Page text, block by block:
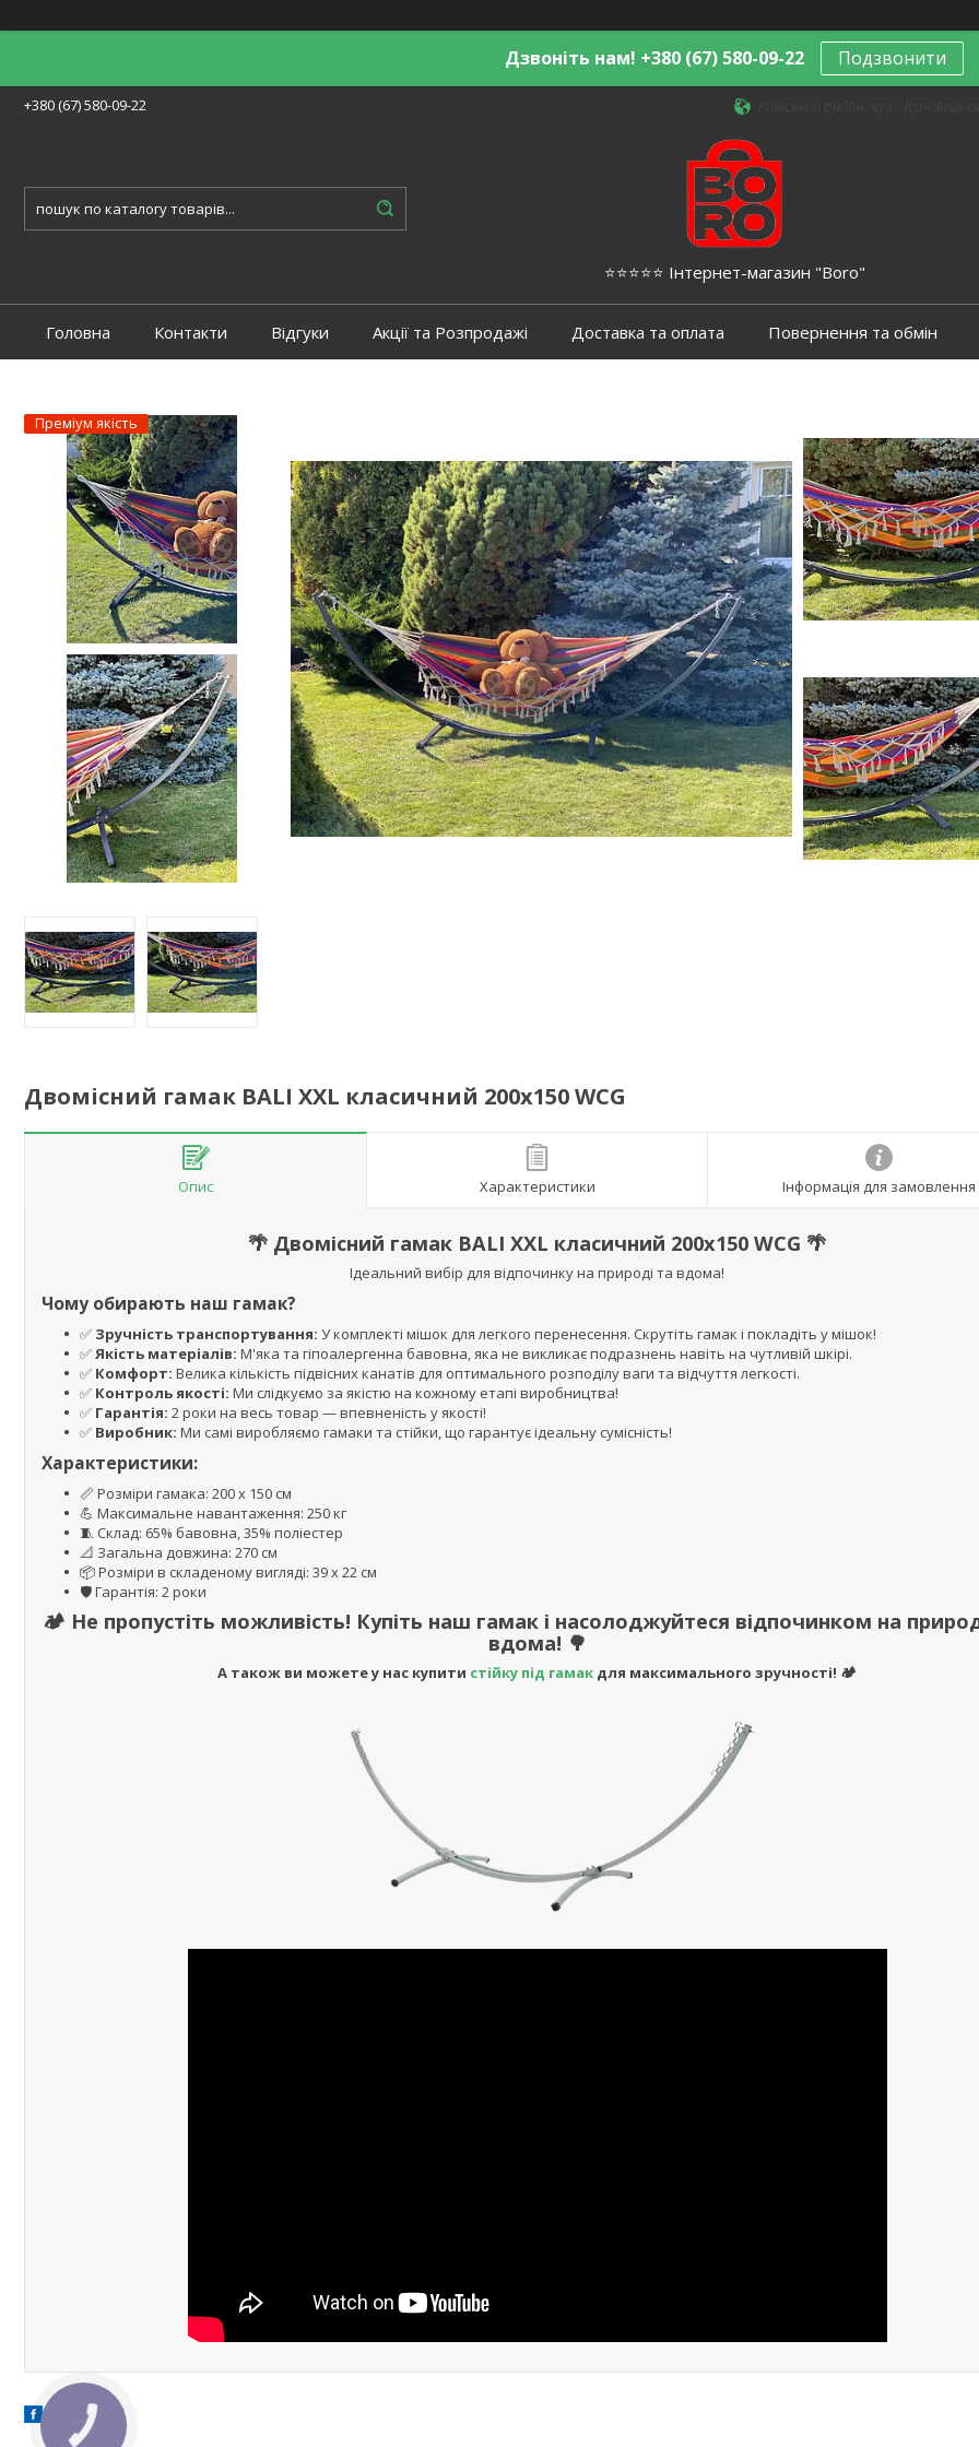
Дзвоніть нам! +380 (67) 580-09-22 Подзвонити
+380 (67) 580-09-22
⭐️⭐️⭐️⭐️⭐️ Інтернет-магазин "Boro"
Головна Контакти Відгуки Акції та Розпродажі Доставка та оплата Повернення та обмін
Преміум якість
Двомісний гамак BALI XXL класичний 200х150 WCG
Опис Характеристики Інформація для замовлення
🌴 Двомісний гамак BALI XXL класичний 200х150 WCG 🌴
Ідеальний вибір для відпочинку на природі та вдома!
Чому обирають наш гамак?
✅ Зручність транспортування: У комплекті мішок для легкого перенесення. Скрутіть гамак і покладіть у мішок!
✅Якість матеріалів: М'яка та гіпоалергенна бавовна, яка не викликає подразнень навіть на чутливій шкірі.
✅ Комфорт: Велика кількість підвісних канатів для оптимального розподілу ваги та відчуття легкості.
✅ Контроль якості: Ми слідкуємо за якістю на кожному етапі виробництва!
✅ Гарантія: 2 роки на весь товар — впевненість у якості!
✅ Виробник: Ми самі виробляємо гамаки та стійки, що гарантує ідеальну сумісність!
Характеристики:
📏 Розміри гамака: 200 х 150 см
💪 Максимальне навантаження: 250 кг
🧵 Склад: 65% бавовна, 35% поліестер
📐 Загальна довжина: 270 см
📦 Розміри в складеному вигляді: 39 х 22 см
🛡️ Гарантія: 2 роки
🏕️ Не пропустіть можливість! Купіть наш гамак і насолоджуйтеся відпочинком на
вдома! 🌳
А також ви можете у нас купити стійку під гамак для максимального зручності! 🏕️
КНОПКА
ЗВ'ЯЗКУ